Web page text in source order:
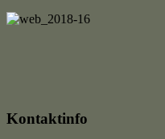
Kontaktinfo